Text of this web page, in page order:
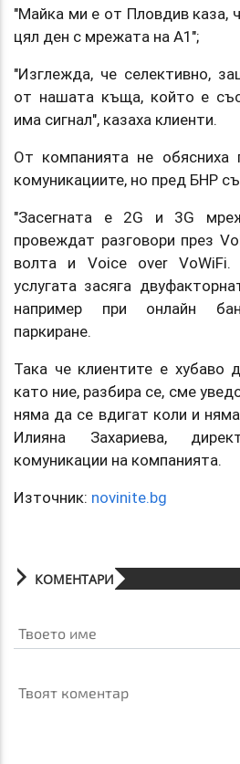
"Майка ми е от Пловдив каза,
цял ден с мрежата на A1";
"Изглежда, че селективно,
от нашата къща, който е
има сигнал", казаха клиенти.
От компанията не обясниха
комуникациите, но пред БНР
"Засегната е 2G и 3G
провеждат разговори през
волта и Voice over
услугата засяга
например при онлайн
паркиране.
Така че клиентите е хубаво
като ние, разбира се, сме
няма да се вдигат коли и
Илияна Захариева,
комуникации на компанията.
Източник: novinite.bg
КОМЕНТАРИ
Твоето име
Твоят коментар